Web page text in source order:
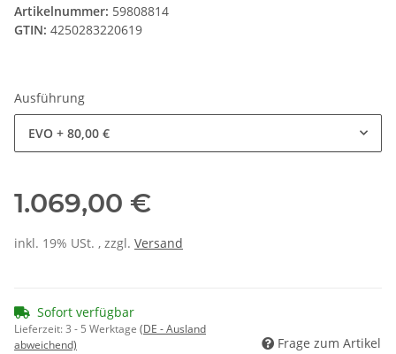
Artikelnummer: 59808814
GTIN: 4250283220619
Ausführung
EVO + 80,00 €
1.069,00 €
inkl. 19% USt. , zzgl. Versand
Sofort verfügbar
Lieferzeit:3 - 5 Werktage (DE - Ausland
abweichend)
Frage zum Artikel